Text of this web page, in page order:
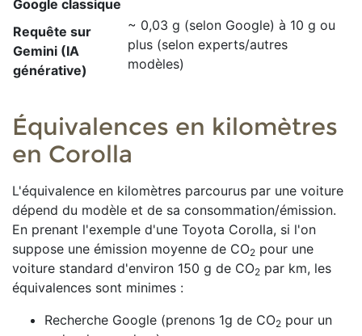
Google classique
Requête sur
Gemini (IA
générative)
~ 0,03 g (selon Google) à 10 g ou
plus (selon experts/autres
modèles)
Équivalences en kilomètres
en Corolla
L'équivalence en kilomètres parcourus par une voiture
dépend du modèle et de sa consommation/émission.
En prenant l'exemple d'une Toyota Corolla, si l'on
suppose une émission moyenne de CO2 pour une
voiture standard d'environ 150 g de CO2 par km, les
équivalences sont minimes :
Recherche Google (prenons 1g de CO2 ​ pour un